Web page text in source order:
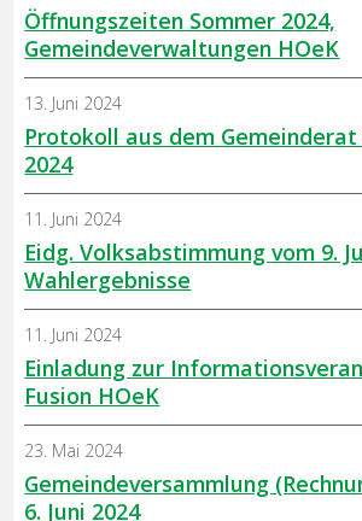
Öffnungszeiten Sommer 2024,
Gemeindeverwaltungen HOeK
Protokoll aus dem Gemeinderat
2024
13. Juni 2024
Eidg. Volksabstimmung vom 9.
Wahlergebnisse
11. Juni 2024
Einladung zur
Fusion HOeK
11. Juni 2024
Gemeindeversammlung
6. Juni 2024
23. Mai 2024